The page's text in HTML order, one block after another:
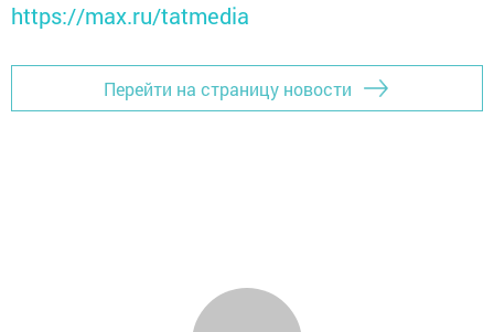
https://max.ru/tatmedia
Перейти на страницу новости